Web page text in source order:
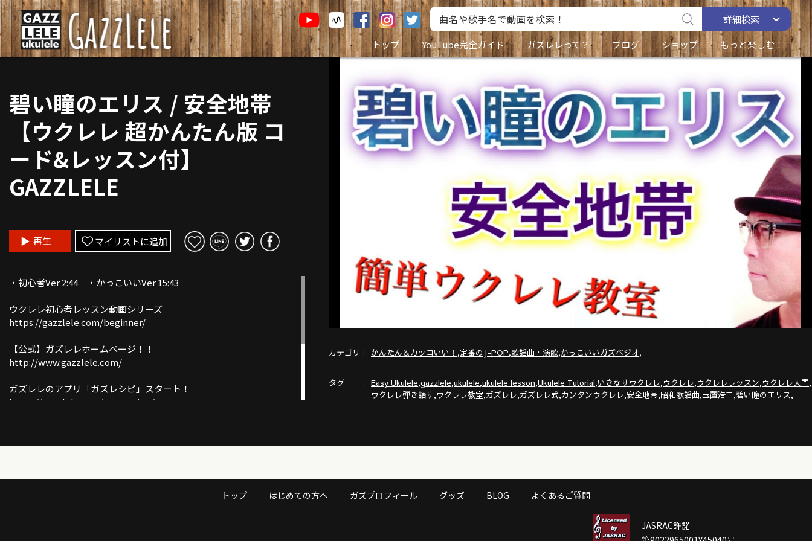
詳細検索
トップ
YouTube完全ガイド ガズレレって？ ブログ ショップ もっと楽しむ！
カテゴリ かんたん＆カッコいい！ ,定番のJ-POP,歌謡曲・演歌,かっこいいガズペジオ,
タグ Easy Ukulele,gazzlele,ukulele,ukulele lesson,Ukulele Tutorial,いきなりウクレレ,ウクレレ,ウクレレレッスン,ウクレレ入門,
ウクレレ弾き語り ,ウクレレ教室,ガズレレ,ガズレレ式,カンタンウクレレ,安全地帯,昭和歌謡曲,玉置浩二,碧い瞳のエリス,
碧い瞳のエリス / 安全地帯
【ウクレレ 超かんたん版 コ
ード&レッスン付】
GAZZLELE
再生 マイリストに追加
・初心者Ver 2:44 ・かっこいいVer 15:43
ウクレレ初心者レッスン動画シリーズ
https://gazzlele.com/beginner/
【公式】ガズレレホームページ！！
http://www.gazzlele.com/
ガズレレのアプリ「ガズレシピ」スタート！
https://gazzlele.com/gazzrecipe/
https://www.youtube.com/channel/UC8YUGZF76p-
トップ はじめての方へ ガズプロフィール グッズ BLOG よくあるご質問
JASRAC許諾